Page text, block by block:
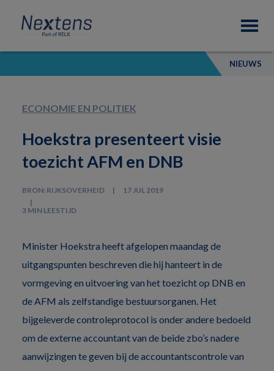
primary
navigation
content
footer
Nextens
Fiscaal
partner
van
NIEUWS
ECONOMIE EN POLITIEK
Hoekstra presenteert visie
toezicht AFM en DNB
BRON: RIJKSOVERHEID 17 JUL 2019
3 MIN LEESTIJD
Minister Hoekstra heeft afgelopen maandag de
uitgangspunten beschreven die hij hanteert in de
vormgeving en uitvoering van het toezicht op DNB en
de AFM als zelfstandige bestuursorganen. Het
bijgeleverde controleprotocol is onder andere bedoeld
om de externe accountant van de beide zbo’s nadere
aanwijzingen te geven bij de accountantscontrole van